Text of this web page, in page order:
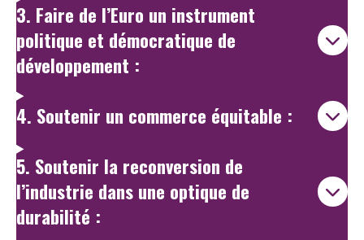
3. Faire de l’Euro un instrument
politique et démocratique de
développement :
4. Soutenir un commerce équitable :
5. Soutenir la reconversion de
l’industrie dans une optique de
durabilité :